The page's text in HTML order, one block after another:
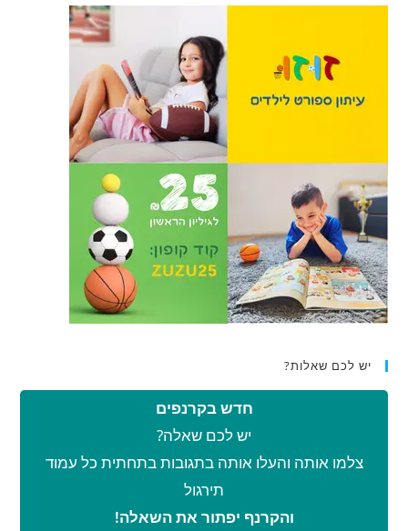
יש לכם שאלות?
חדש בקרנפים
יש לכם שאלה?
צלמו אותה והעלו אותה בתגובות בתחתית כל עמוד
תירגול
והקרנף יפתור את השאלה!